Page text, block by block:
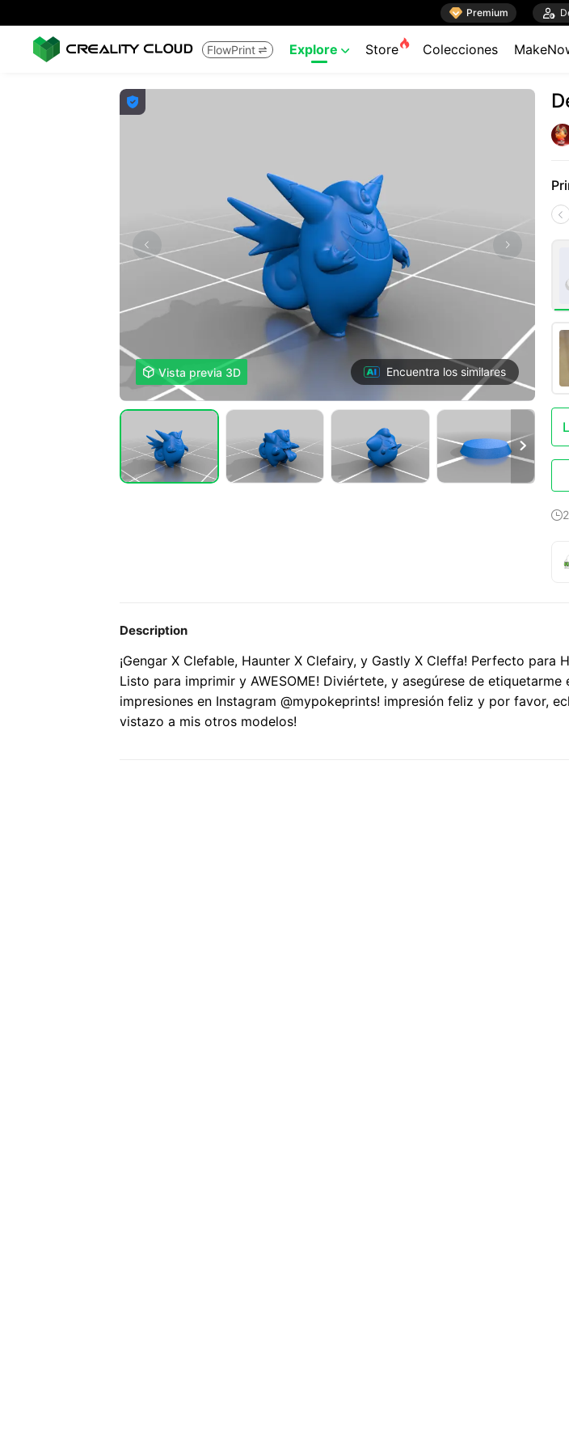
 Premium 
FlowPrint  Explore  Store Colecciones

 Vista previa 3D Encuentra los similares


Description
¡Gengar X Clefable, Haunter X Clefairy, y Gastly X Cleffa! Perfecto para
Listo para imprimir y AWESOME! Diviértete, y asegúrese de etiquetarme
impresiones en Instagram @mypokeprints! impresión feliz y por favor,
vistazo a mis otros modelos!